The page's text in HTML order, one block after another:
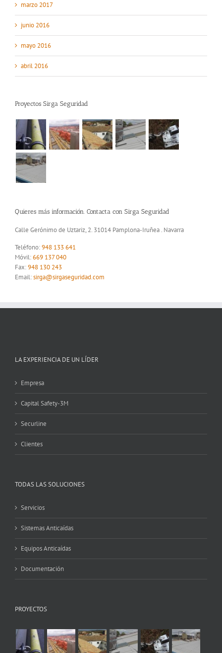
marzo 2017
junio 2016
mayo 2016
abril 2016
Proyectos Sirga Seguridad
Quieres más información. Contacta con Sirga Seguridad
Calle Gerónimo de Uztariz, 2. 31014 Pamplona-Iruñea . Navarra
Teléfono:948 133 641
Móvil:669 137 040
Fax:948 130 243
Email:sirga@sirgaseguridad.com
LA EXPERIENCIA DE UN LÍDER
Empresa
Capital Safety-3M
Securline
Clientes
TODAS LAS SOLUCIONES
Servicios
Sistemas Anticaídas
Equipos Anticaídas
Documentación
PROYECTOS